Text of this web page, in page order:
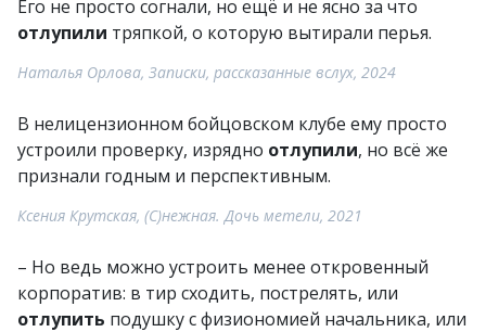
Его не просто согнали, но ещё и не ясно за что
отлупили тряпкой, о которую вытирали перья.
Наталья Орлова, Записки, рассказанные вслух, 2024
В нелицензионном бойцовском клубе ему просто
устроили проверку, изрядно отлупили, но всё же
признали годным и перспективным.
Ксения Крутская, (С)нежная. Дочь метели, 2021
– Но ведь можно устроить менее откровенный
корпоратив: в тир сходить, пострелять, или
отлупить подушку с физиономией начальника, или